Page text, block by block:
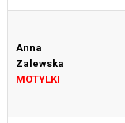
Anna
Zalewska
MOTYLKI